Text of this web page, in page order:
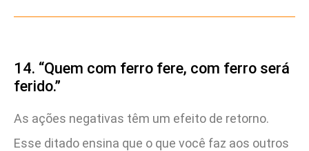
14. “Quem com ferro fere, com ferro será
ferido.”
As ações negativas têm um efeito de retorno.
Esse ditado ensina que o que você faz aos outros